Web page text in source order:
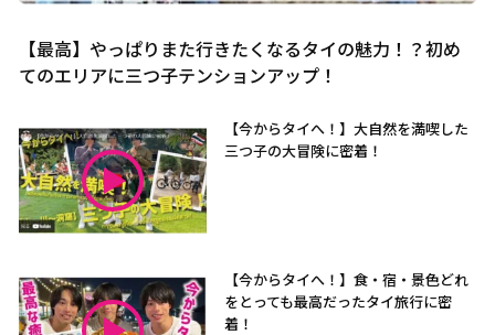
【最高】やっぱりまた行きたくなるタイの魅力！？初め
てのエリアに三つ子テンションアップ！
【今からタイへ！】大自然を満喫した
三つ子の大冒険に密着！
【今からタイへ！】食・宿・景色どれ
をとっても最高だったタイ旅行に密
着！